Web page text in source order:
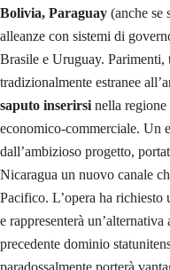
Bolivia, Paraguay (anche se
alleanze con sistemi di
Brasile e Uruguay. Parimenti,
tradizionalmente estranee
saputo inserirsi nella regione
economico-commerciale. Un
dall’ambizioso progetto,
Nicaragua un nuovo canale
Pacifico. L’opera ha
e rappresenterà
precedente dominio
paradossalmente porterà